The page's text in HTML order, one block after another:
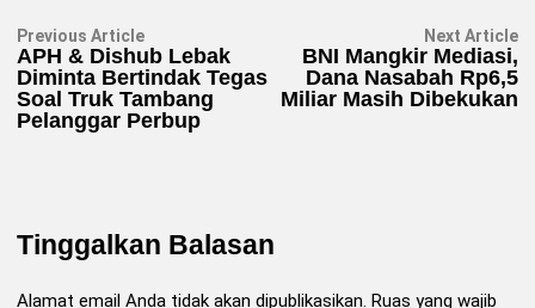
Navigasi
pos
Previous ArticlePrevious
article:
APH & Dishub Lebak
Diminta Bertindak Tegas
Soal Truk Tambang
Pelanggar Perbup
Next Article
BNI Mangkir Mediasi,
Dana Nasabah Rp6,5
Miliar Masih Dibekukan
Tinggalkan Balasan
Alamat email Anda tidak akan dipublikasikan. Ruas yang wajib